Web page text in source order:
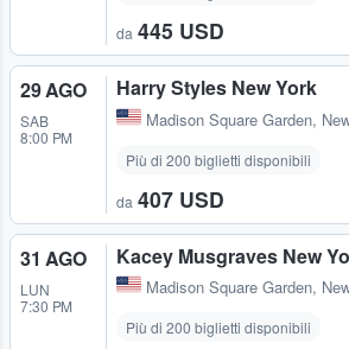
da 445 USD
29 AGO
SAB
8:00 PM
Harry Styles New York
Madison Square Garden,
Più di 200 biglietti disponibili
da 407 USD
31 AGO
LUN
7:30 PM
Kacey Musgraves New
Madison Square Garden,
Più di 200 biglietti disponibili